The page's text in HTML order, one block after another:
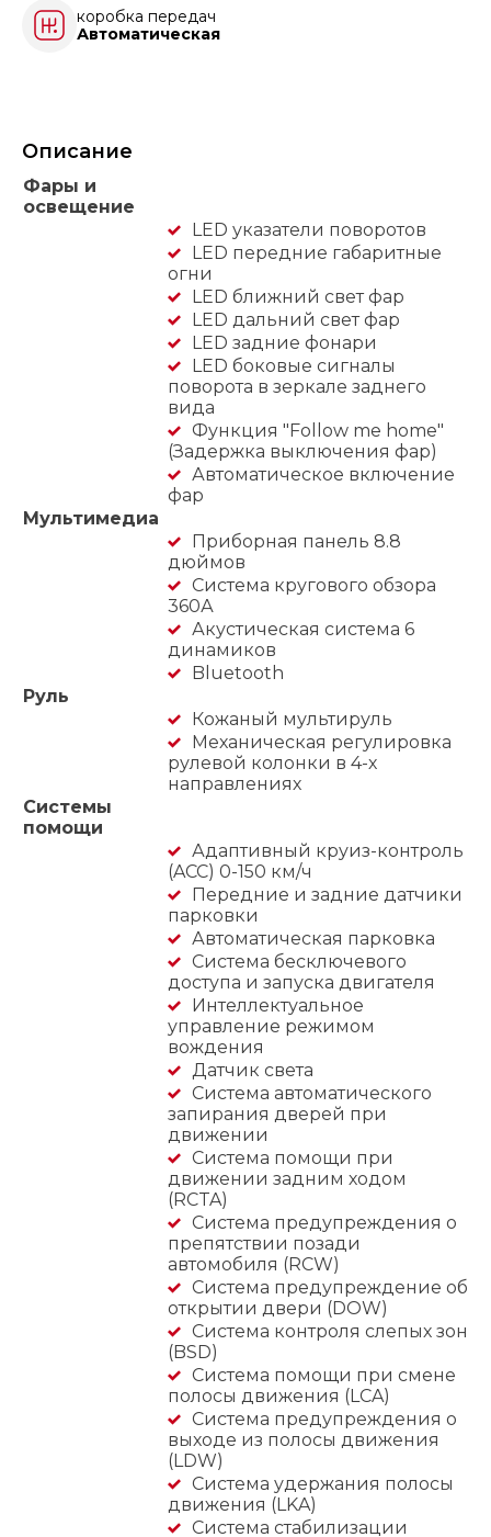
коробка передач
Автоматическая
Описание
Фары и
освещение
LED указатели поворотов
LED передние габаритные
огни
LED ближний свет фар
LED дальний свет фар
LED задние фонари
LED боковые сигналы
поворота в зеркале заднего
вида
Функция "Follow me home"
(Задержка выключения фар)
Автоматическое включение
фар
Мультимедиа
Приборная панель 8.8
дюймов
Система кругового обзора
360А
Акустическая система 6
динамиков
Bluetooth
Руль
Кожаный мультируль
Механическая регулировка
рулевой колонки в 4-х
направлениях
Системы
помощи
Адаптивный круиз-контроль
(ACC) 0-150 км/ч
Передние и задние датчики
парковки
Автоматическая парковка
Система бесключевого
доступа и запуска двигателя
Интеллектуальное
управление режимом
вождения
Датчик света
Система автоматического
запирания дверей при
движении
Система помощи при
движении задним ходом
(RCTA)
Система предупреждения о
препятствии позади
автомобиля (RCW)
Система предупреждение об
открытии двери (DOW)
Система контроля слепых зон
(BSD)
Система помощи при смене
полосы движения (LCA)
Система предупреждения о
выходе из полосы движения
(LDW)
Система удержания полосы
движения (LKA)
Система стабилизации